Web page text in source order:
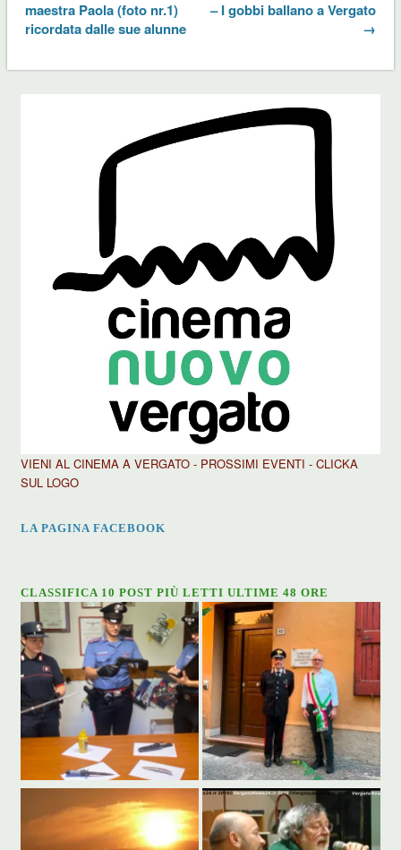
maestra Paola (foto nr.1)
ricordata dalle sue alunne
– I gobbi ballano a Vergato
→
VIENI AL CINEMA A VERGATO - PROSSIMI EVENTI - CLICKA
SUL LOGO
LA PAGINA FACEBOOK
CLASSIFICA 10 POST PIÙ LETTI ULTIME 48 ORE